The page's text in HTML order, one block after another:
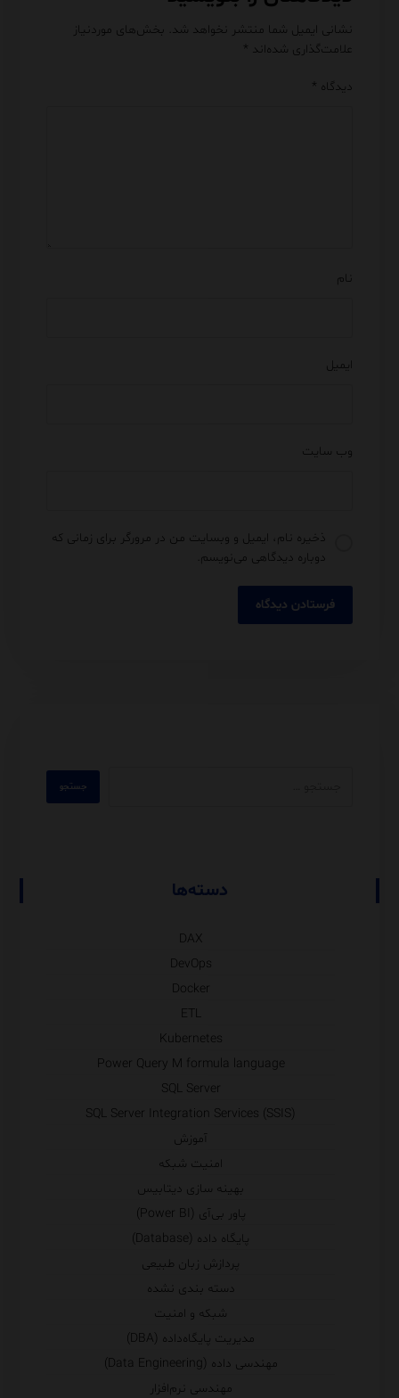
نشانی ایمیل شما منتشر نخواهد شد. بخش‌های موردنیاز
علامت‌گذاری شده‌اند *
دیدگاه *
نام
ایمیل
وب‌ سایت
ذخیره نام، ایمیل و وبسایت من در مرورگر برای زمانی که
دوباره دیدگاهی می‌نویسم.
دسته‌ها
DAX
DevOps
Docker
ETL
Kubernetes
Power Query M formula language
SQL Server
SQL Server Integration Services (SSIS)
آموزش
امنیت شبکه
بهینه سازی دیتابیس
پاور بی‌آی (Power BI)
پایگاه داده (Database)
پردازش زبان طبیعی
دسته بندی نشده
شبکه و امنیت
مدیریت پایگاه‌داده (DBA)
مهندسی داده (Data Engineering)
مهندسی نرم‌افزار